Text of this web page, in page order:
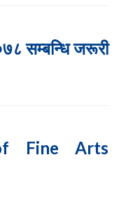
सम्बन्धि जरूरी
Fine Arts